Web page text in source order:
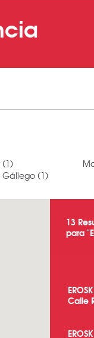
(1)
Gállego(1)
13
para "
Calle